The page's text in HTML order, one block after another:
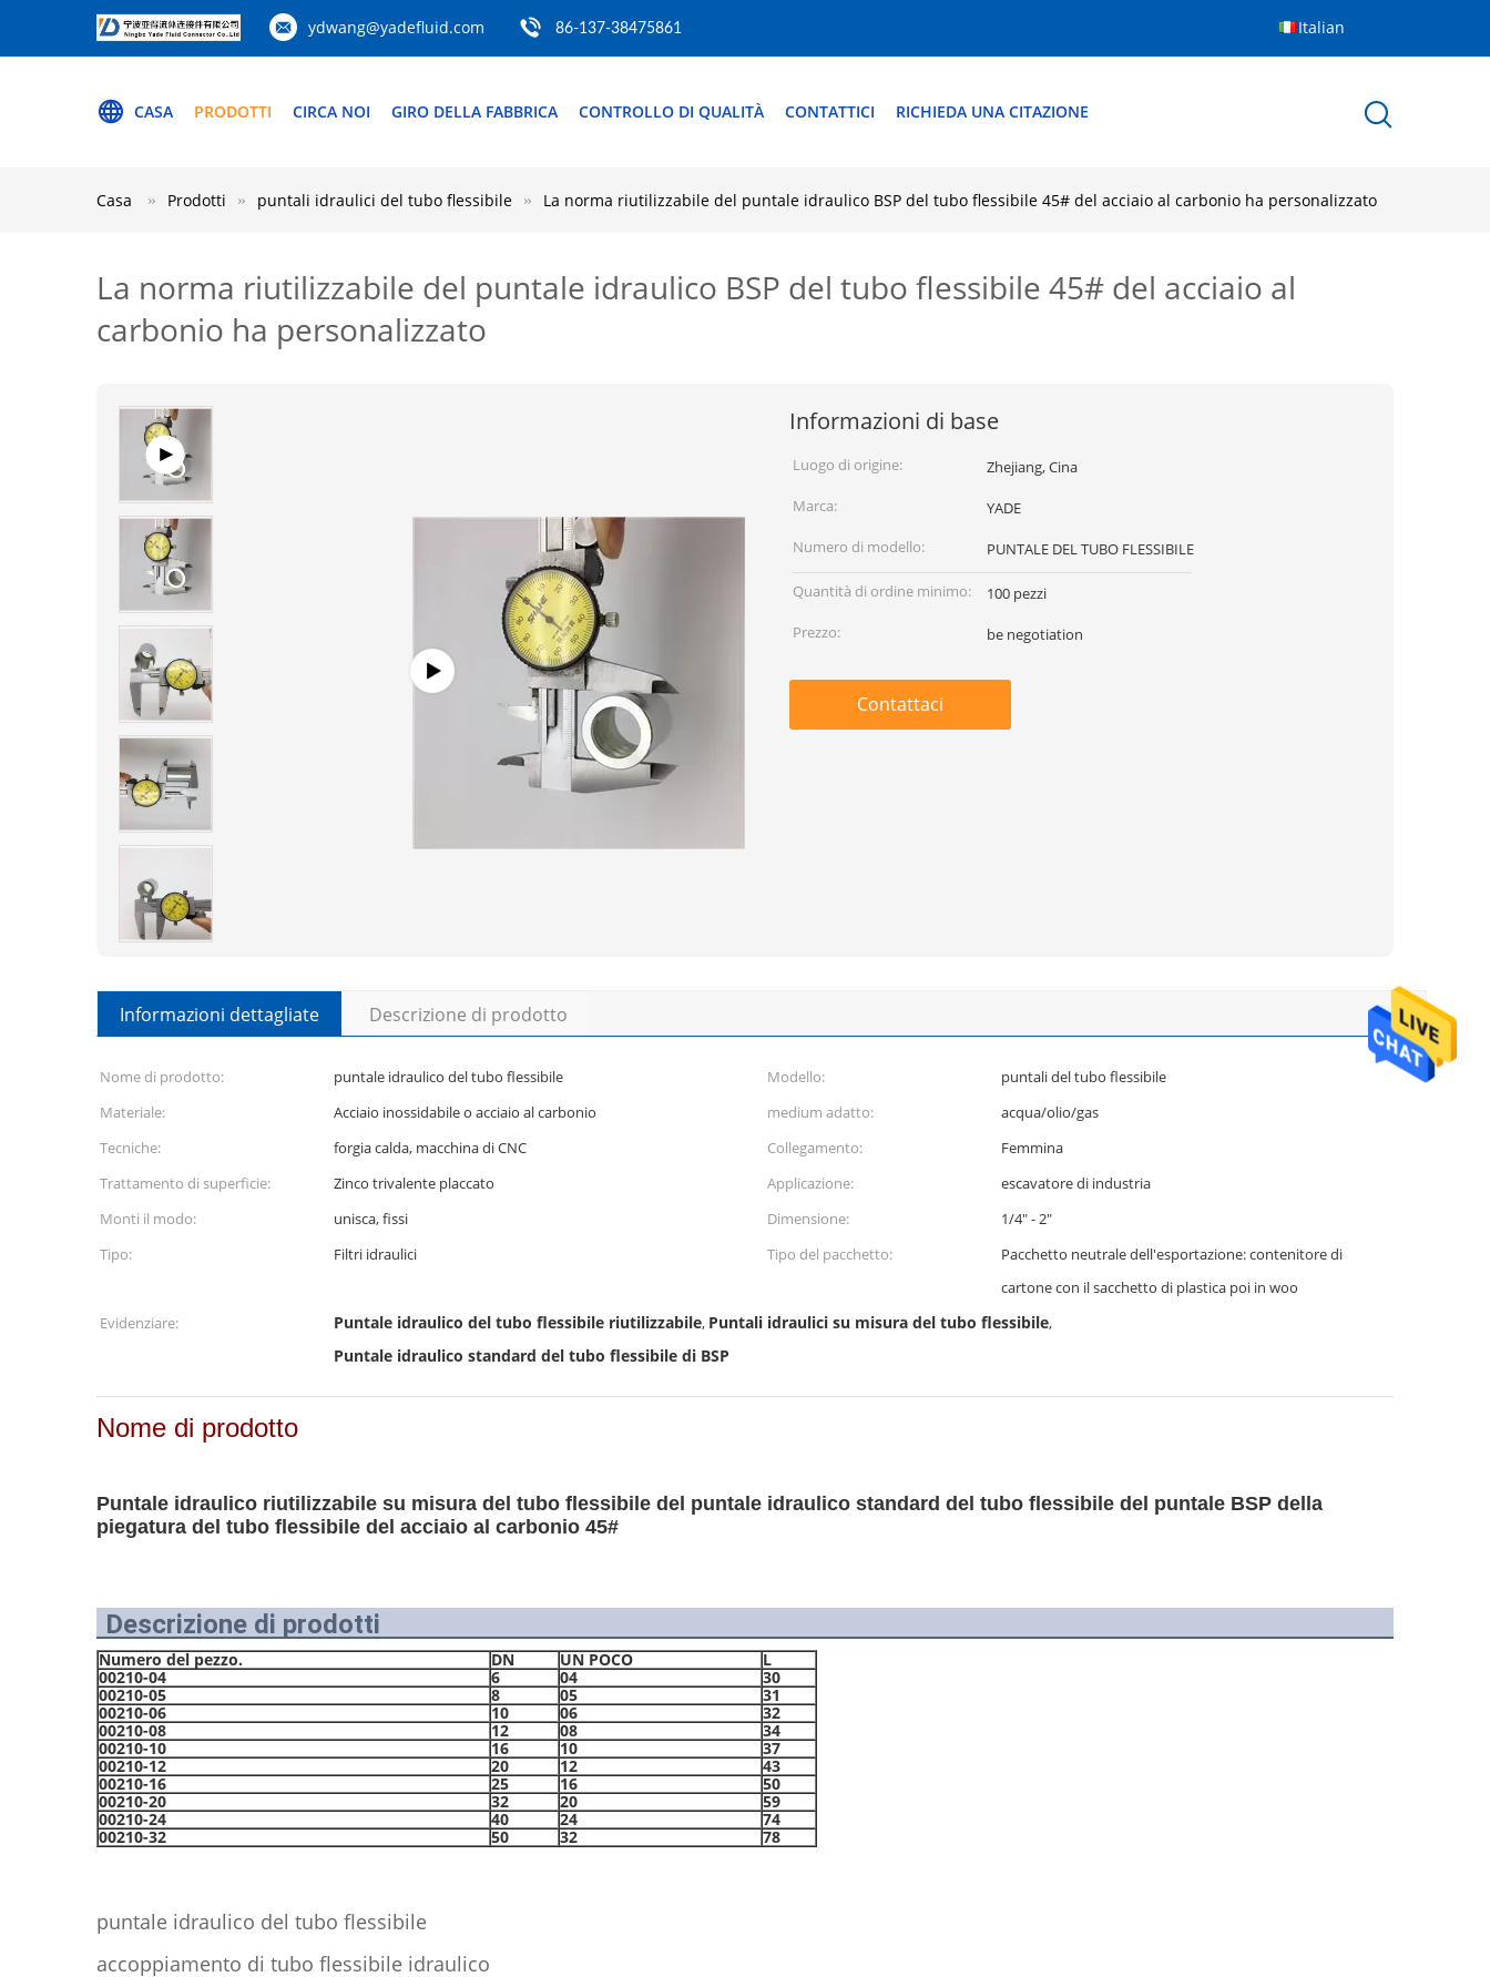
ydwang@yadefluid.com 86-137-38475861 Italian
CASA PRODOTTI CIRCA NOI GIRO DELLA FABBRICA CONTROLLO DI QUALITÀ CONTATTICI RICHIEDA UNA CITAZIONE
Casa Prodotti puntali idraulici del tubo flessibile La norma riutilizzabile del puntale idraulico BSP del tubo flessibile 45# del acciaio al carbonio ha personalizzato
La norma riutilizzabile del puntale idraulico BSP del tubo flessibile 45# del acciaio al
carbonio ha personalizzato
Informazioni di base
Luogo di origine:
Zhejiang, Cina
Marca:
YADE
Numero di modello:
PUNTALE DEL TUBO FLESSIBILE
Quantità di ordine minimo:
100 pezzi
Prezzo:
be negotiation
Contattaci
Informazioni dettagliate Descrizione di prodotto
Nome di prodotto: puntale idraulico del tubo flessibile Modello:
puntali del tubo flessibile
Materiale:
Acciaio inossidabile o acciaio al carbonio medium adatto:
acqua/olio/gas
Tecniche:
forgia calda, macchina di CNC Collegamento:
Femmina
Trattamento di superficie:
Zinco trivalente placcato Applicazione:
escavatore di industria
Monti il modo:
unisca, fissi Dimensione:
1/4" - 2"
Tipo:
Filtri idraulici Tipo del pacchetto:
Pacchetto neutrale dell'esportazione: contenitore di
cartone con il sacchetto di plastica poi in woo
Evidenziare:
Puntale idraulico del tubo flessibile riutilizzabile, Puntali idraulici su misura del tubo flessibile,
Puntale idraulico standard del tubo flessibile di BSP
Nome di prodotto
Puntale idraulico riutilizzabile su misura del tubo flessibile del puntale idraulico standard del tubo flessibile del puntale BSP della
piegatura del tubo flessibile del acciaio al carbonio 45#
Descrizione di prodotti
Numero del pezzo. DN UN POCO
L
00210-04
6 04
30
00210-05
8 05
31
00210-06
10 06
32
00210-08
12 08
34
00210-10
16 10
37
00210-12
20 12
43
00210-16
25 16
50
00210-20
32 20
59
00210-24
40 24
74
00210-32
50 32 78
puntale idraulico del tubo flessibile
accoppiamento di tubo flessibile idraulico